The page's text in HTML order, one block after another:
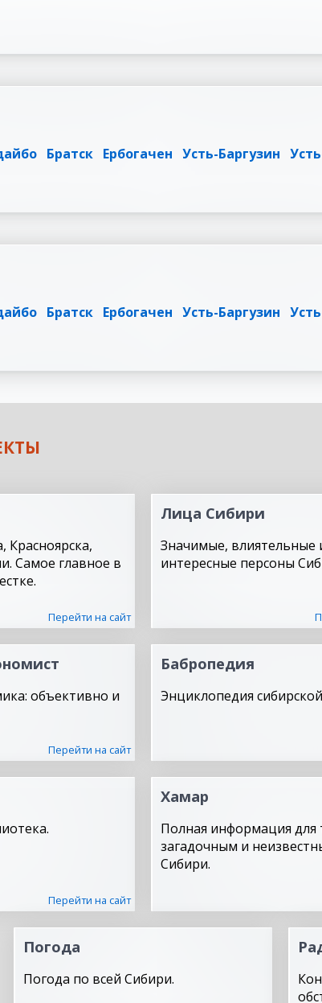
Братск Ербогачен Усть-Баргузин
Братск Ербогачен Усть-Баргузин
Красноярска,
Самое главное в
Перейти на сайт
Лица Сибири
Значимые, влиятельные
интересные персоны
объективно и
Перейти на сайт
Бабропедия
Энциклопедия
Перейти на сайт
Хамар
Полная информация для
загадочным и
Сибири.
Погода
Погода по всей Сибири.